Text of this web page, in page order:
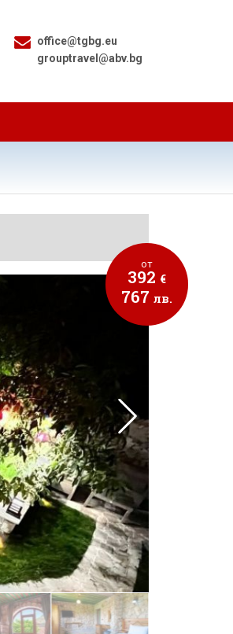
office@tgbg.eu
grouptravel@abv.bg
от
392 €
767 лв.